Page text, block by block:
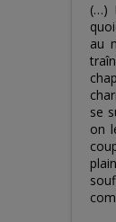
(…)
au
se
on